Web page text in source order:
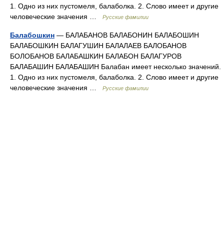
1. Одно из них пустомеля, балаболка. 2. Слово имеет и другие
человеческие значения …
Русские фамилии
Балабошкин — БАЛАБАНОВ БАЛАБОНИН БАЛАБОШИН
БАЛАБОШКИН БАЛАГУШИН БАЛАЛАЕВ БАЛОБАНОВ
БОЛОБАНОВ БАЛАБАШКИН БАЛАБОН БАЛАГУРОВ
БАЛАБАШИН БАЛАБАШИН Балабан имеет несколько значений.
1. Одно из них пустомеля, балаболка. 2. Слово имеет и другие
человеческие значения …
Русские фамилии